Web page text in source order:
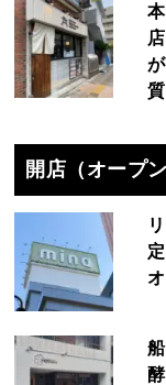
開店（オープ